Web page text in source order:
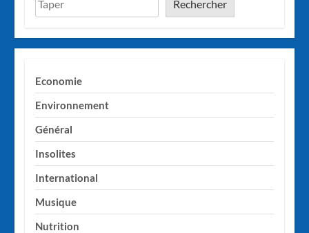
Rechercher
Economie
Environnement
Général
Insolites
International
Musique
Nutrition